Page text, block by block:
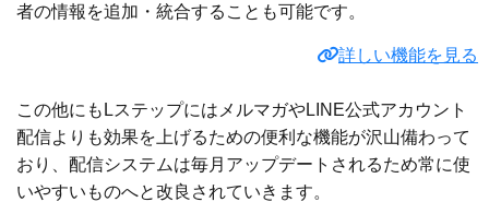
者の情報を追加・統合することも可能です。
詳しい機能を見る
この他にもLステップにはメルマガやLINE公式アカウント
配信よりも効果を上げるための便利な機能が沢山備わって
おり、配信システムは毎月アップデートされるため常に使
いやすいものへと改良されていきます。